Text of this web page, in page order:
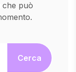
che può
Cerca